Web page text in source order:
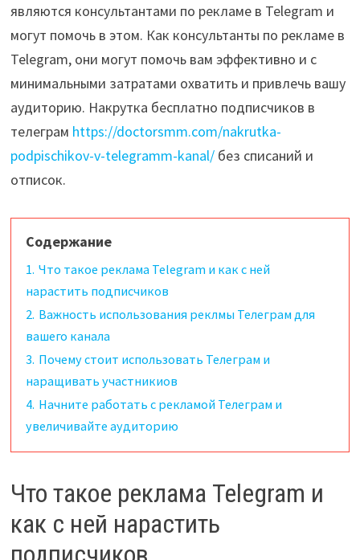
являются консультантами по рекламе в Telegram и
могут помочь в этом. Как консультанты по рекламе в
Telegram, они могут помочь вам эффективно и с
минимальными затратами охватить и привлечь вашу
аудиторию. Накрутка бесплатно подписчиков в
телеграм https://doctorsmm.com/nakrutka-
podpischikov-v-telegramm-kanal/без списаний и
отписок.
Содержание
1. Что такое реклама Telegram и как с ней
нарастить подписчиков
2. Важность использования реклмы Телеграм для
вашего канала
3. Почему стоит использовать Телеграм и
наращивать участникиов
4. Начните работать с рекламой Телеграм и
увеличивайте аудиторию
Что такое реклама Telegram и
как с ней нарастить